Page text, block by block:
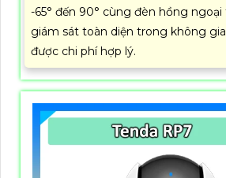
-65° đến 90° cùng đèn hồng
giám sát toàn diện trong không
được chi phí hợp lý.